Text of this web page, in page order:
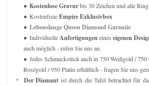
Kostenlose Gravurbis 30 Zeichen und alle
KostenfreieEmpire Exklusivbox
Lebenslange Queen Diamond Garantie
IndividuelleAnfertigungeneines eigenen
auch möglich - rufen Sie uns an.
Jedes Schmuckstück auch in 750 Weißgold /
Roségold / 950 Platin erhältlich - fragen Sie uns
* Der Diamant ist durch die Tafel betrachtet für